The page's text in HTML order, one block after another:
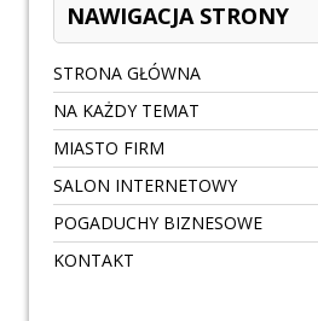
NAWIGACJA STRONY
STRONA GŁÓWNA
NA KAŻDY TEMAT
MIASTO FIRM
SALON INTERNETOWY
POGADUCHY BIZNESOWE
KONTAKT